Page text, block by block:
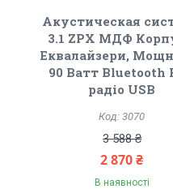
Акустическая
3.1 ZPX МДФ
Еквалайзери,
90 Ватт Bluetooth
радіо USB
3070
3 588 ₴
2 870 ₴
В наявності